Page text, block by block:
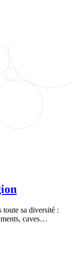
toute sa diversité :
caves…